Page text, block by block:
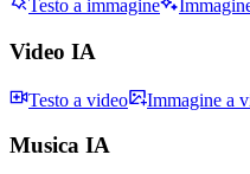
Testo a immagine
Video IA
Testo a video Immagine a
Musica IA